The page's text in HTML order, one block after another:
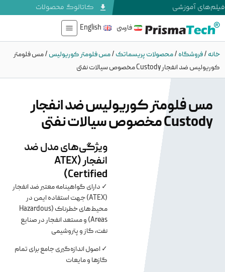
فیلم‌های آموزشی
کاتالوگ محصولات
فارسی
English
خانه/فروشگاه/محصولات پریسماتک/مس فلومتر کوریولیس/مس فلومتر
کوریولیس ضد انفجار Custody مخصوص سیالات نفتی
مس فلومتر کوریولیس ضد انفجار
Custody مخصوص سیالات نفتی
ویژگی‌های مدل ضد
انفجار (ATEX
Certified)
✓ دارای گواهینامه معتبر ضد انفجار
(ATEX) جهت استفاده ایمن در
محیط‌های خطرناک (Hazardous
Areas) و مستعد انفجار در صنایع
نفت، گاز و پتروشیمی
✓ اصول اندازه‌گیری جامع برای تمام
گازها و مایعات